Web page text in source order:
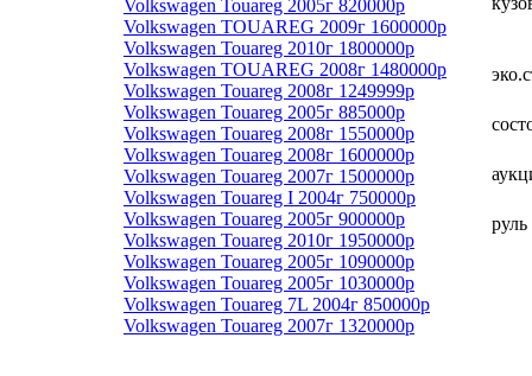
Volkswagen Touareg 2005г 820000р
Volkswagen TOUAREG 2009г 1600000р
Volkswagen Touareg 2010г 1800000р
Volkswagen TOUAREG 2008г 1480000р
Volkswagen Touareg 2008г 1249999р
Volkswagen Touareg 2005г 885000р
Volkswagen Touareg 2008г 1550000р
Volkswagen Touareg 2008г 1600000р
Volkswagen Touareg 2007г 1500000р
Volkswagen Touareg I 2004г 750000р
Volkswagen Touareg 2005г 900000р
Volkswagen Touareg 2010г 1950000р
Volkswagen Touareg 2005г 1090000р
Volkswagen Touareg 2005г 1030000р
Volkswagen Touareg 7L 2004г 850000р
Volkswagen Touareg 2007г 1320000р
руль